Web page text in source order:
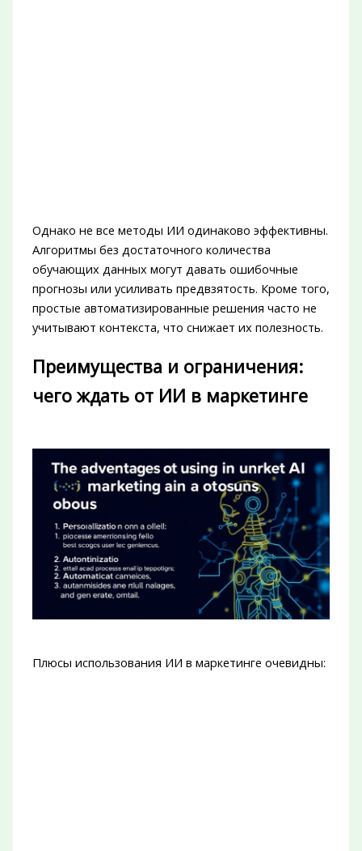
Однако не все методы ИИ одинаково эффективны.
Алгоритмы без достаточного количества
обучающих данных могут давать ошибочные
прогнозы или усиливать предвзятость. Кроме того,
простые автоматизированные решения часто не
учитывают контекста, что снижает их полезность.
Преимущества и ограничения:
чего ждать от ИИ в маркетинге
Плюсы использования ИИ в маркетинге очевидны: